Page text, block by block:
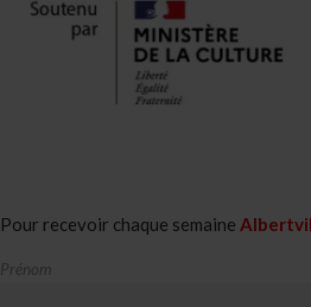
Pour recevoir chaque semaine
Prénom